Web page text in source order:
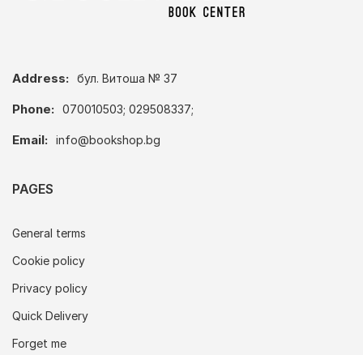
Address: бул. Витоша № 37
Phone: 070010503; 029508337;
Email: info@bookshop.bg
PAGES
General terms
Cookie policy
Privacy policy
Quick Delivery
Forget me